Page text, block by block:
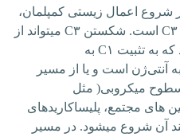
شروع اعمال زیستی کمپلمان،
C۳ است. شکستن C۳ می‏تواند از
به تثبیت C۱ به
آنتی‏ژن است و یا از مسیر
سطوح میکروبی) مثل
های مجتمع، پلی‏ساکاریدهای
آن شروع می‏شود. در مسیر